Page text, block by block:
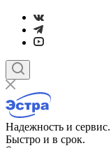
Надежность и сервис.
Быстро и в срок.